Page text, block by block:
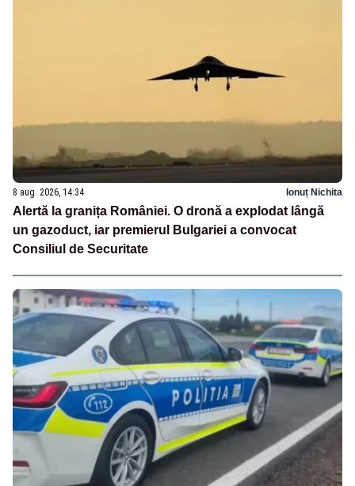
8 aug. 2026, 14:34 Ionuț Nichita
Alertă la granița României. O dronă a explodat lângă
un gazoduct, iar premierul Bulgariei a convocat
Consiliul de Securitate